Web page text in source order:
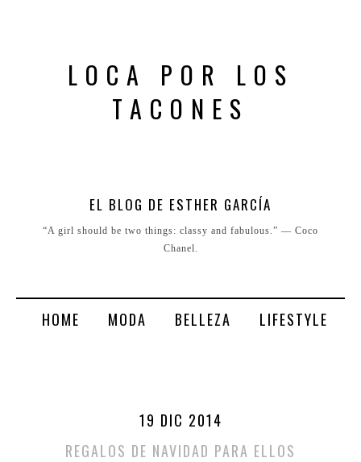
LOCA POR LOS
TACONES
EL BLOG DE ESTHER GARCÍA
“A girl should be two things: classy and fabulous.” ― Coco
Chanel.
HOME MODA BELLEZA LIFESTYLE
19 DIC 2014
REGALOS DE NAVIDAD PARA ELLOS